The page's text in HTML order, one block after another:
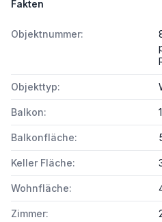
Fakten
Objektnummer:
Objekttyp:
Balkon: 1
Balkonfläche:
Keller Fläche:
Wohnfläche:
Zimmer: